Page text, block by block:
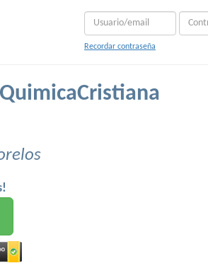
Recordar contraseña